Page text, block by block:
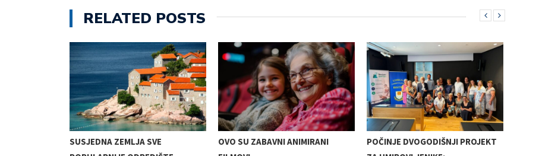
RELATED POSTS
SUSJEDNA ZEMLJA SVE
OVO SU ZABAVNI ANIMIRANI
POČINJE DVOGODIŠNJI PROJEKT